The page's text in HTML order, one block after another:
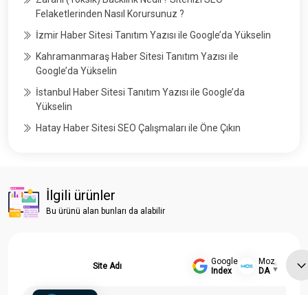
Felaketlerinden Nasıl Korursunuz ?
İzmir Haber Sitesi Tanıtım Yazısı ile Google’da Yükselin
Kahramanmaraş Haber Sitesi Tanıtım Yazısı ile
Google’da Yükselin
İstanbul Haber Sitesi Tanıtım Yazısı ile Google’da
Yükselin
Hatay Haber Sitesi SEO Çalışmaları ile Öne Çıkın
İlgili ürünler
Bu ürünü alan bunları da alabilir
Site Adı
Google
Index
Moz
DA